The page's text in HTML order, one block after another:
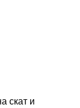
скат и